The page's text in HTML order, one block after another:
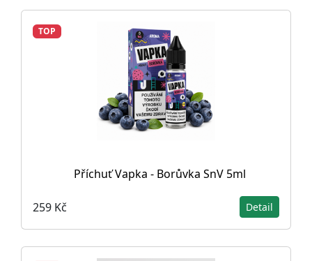
TOP
Příchuť Vapka - Borůvka SnV 5ml
259 Kč Detail